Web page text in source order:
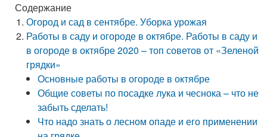
Содержание
Огород и сад в сентябре. Уборка урожая
Работы в саду и огороде в октябре. Работы в саду и
в огороде в октябре 2020 – топ советов от «Зеленой
грядки»
Основные работы в огороде в октябре
Общие советы по посадке лука и чеснока – что не
забыть сделать!
Что надо знать о лесном опаде и его применении